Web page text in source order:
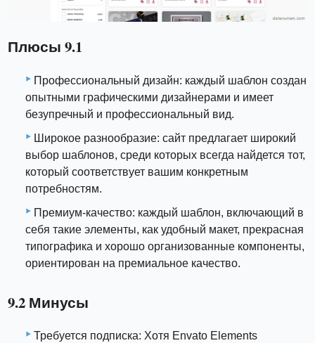
Плюсы 9.1
Профессиональный дизайн: каждый шаблон создан
опытными графическими дизайнерами и имеет
безупречный и профессиональный вид.
Широкое разнообразие: сайт предлагает широкий
выбор шаблонов, среди которых всегда найдется тот,
который соответствует вашим конкретным
потребностям.
Премиум-качество: каждый шаблон, включающий в
себя такие элементы, как удобный макет, прекрасная
типографика и хорошо организованные компоненты,
ориентирован на премиальное качество.
9.2 Минусы
Требуется подписка: Хотя Envato Elements